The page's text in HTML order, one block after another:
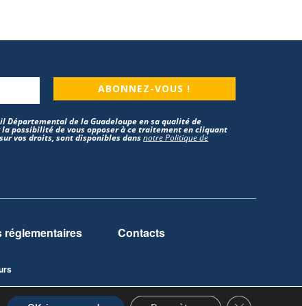
ABONNEZ-VOUS !
de la Guadeloupe en sa qualité de
possibilité de vous opposer à ce traitement en cliquant
vos droits, sont disponibles dansnotre Politique de
réglementaires Contacts